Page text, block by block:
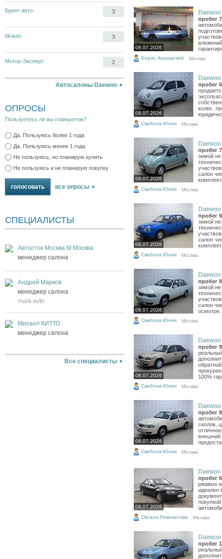
Брент авто 3
bkauto 3
Мотор-Эксперт 2
Автосалоны Daewoo
ОПРОСЫ
Пользуетесь ли вы планшетом?
Да. Пользуюсь более 1 года
Да. Пользуюсь менее 1 года
Не пользуюсь, но планирую купить
Не пользуюсь и не планирую покупку
все опросы
СПЕЦИАЛИСТЫ
Автосток Москва М Москва
менеджер салона
Андрей Марков
менеджер салона
mark-avto
Михаил КИТТО
менеджер салона
Все специалисты
08.07.2026
Daewoo
пробег
Борис Аршавский Москва
08.07.2026
Daewoo
пробег
колес.
Свиблов Юлия Москва
08.07.2026
Daewoo
пробег
зимой не
салон
Свиблов Юлия Москва
08.07.2026
Daewoo
пробег
зимой не
салон
Свиблов Юлия Москва
08.07.2026
Daewoo
пробег
зимой не
салон
осмотре.
Свиблов Юлия Москва
08.07.2026
Daewoo
пробег
100%
Свиблов Юлия Москва
08.07.2026
Daewoo
пробег
сколов,
внешний
Свиблов Юлия Москва
08.07.2026
Daewoo
пробег
ржавых
идеален
Оксана Ревокатова Москва
Daewoo
пробег